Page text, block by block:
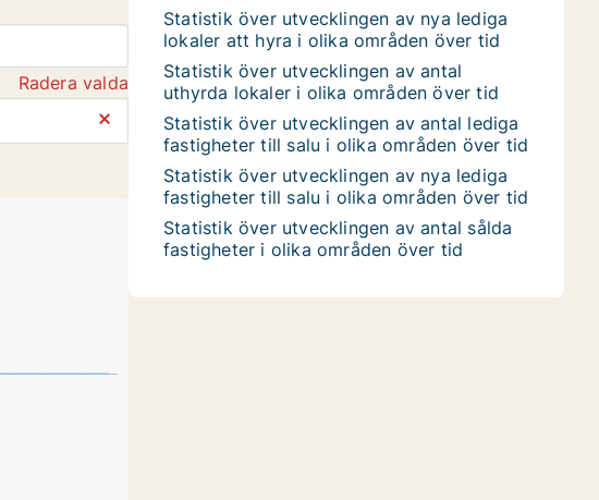
Radera valda
⨯
Statistik över utvecklingen av nya lediga
lokaler att hyra i olika områden över tid
Statistik över utvecklingen av antal
uthyrda lokaler i olika områden över tid
Statistik över utvecklingen av antal lediga
fastigheter till salu i olika områden över tid
Statistik över utvecklingen av nya lediga
fastigheter till salu i olika områden över tid
Statistik över utvecklingen av antal sålda
fastigheter i olika områden över tid